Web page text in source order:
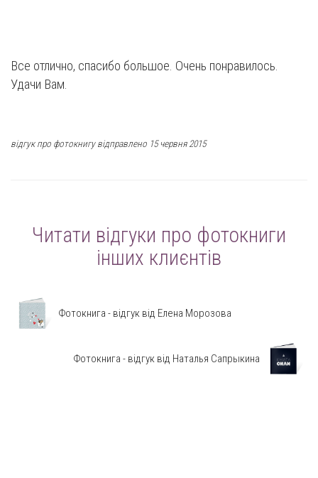
Все отлично, спасибо большое. Очень понравилось.
Удачи Вам.
відгук про фотокнигу відправлено 15 червня 2015
Читати відгуки про фотокниги
інших клиєнтів
Фотокнига - відгук від Елена Морозова
Фотокнига - відгук від Наталья Сапрыкина